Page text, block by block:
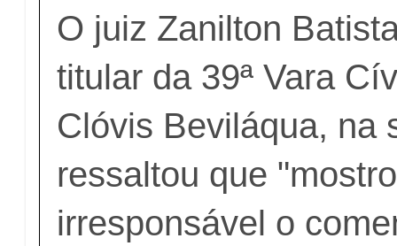
O juiz Zanilton
titular da 39ª Vara
Clóvis Beviláqua, na
ressaltou que
irresponsável o